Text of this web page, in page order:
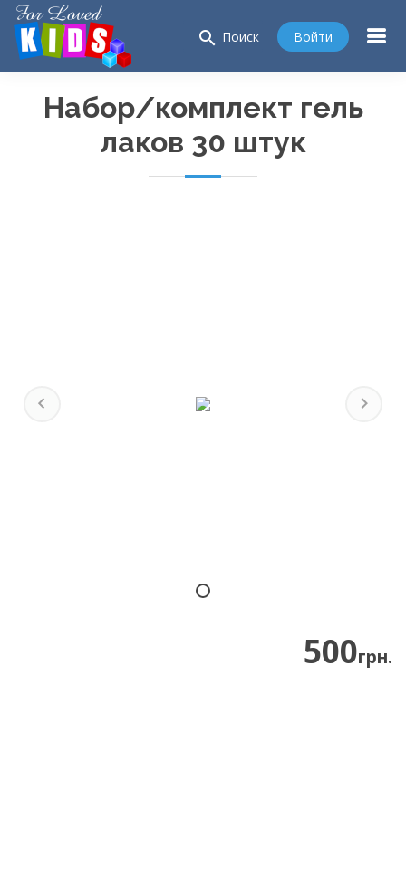
search Поиск Войти
Набор/комплект гель
лаков 30 штук
Previous Next
500грн.